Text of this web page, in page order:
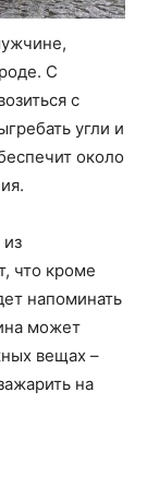
С
с
угли и
около
что кроме
напоминать
может
вещах –
на